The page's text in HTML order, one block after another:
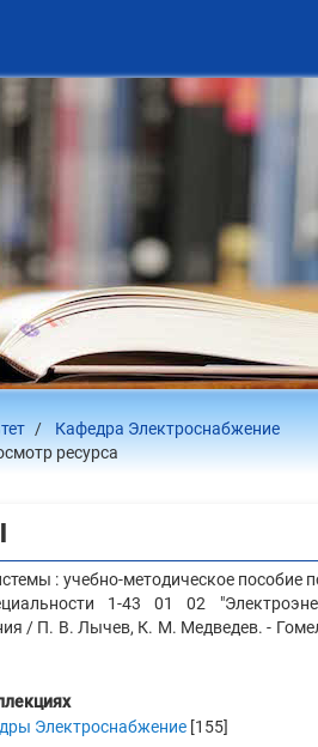
Кафедра Электроснабжение
ресурса
: учебно-методическое пособие
1-43 01 02
/ П. В. Лычев, К. М. Медведев. -
Электроснабжение[155]